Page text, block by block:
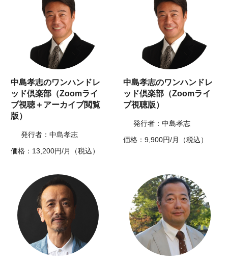
中島孝志のワンハンドレ
ッド倶楽部（Zoomライ
ブ視聴＋アーカイブ閲覧
版）
発行者：中島孝志
価格：13,200円/月（税込）
中島孝志のワンハンドレ
ッド倶楽部（Zoomライ
ブ視聴版）
発行者：中島孝志
価格：9,900円/月（税込）